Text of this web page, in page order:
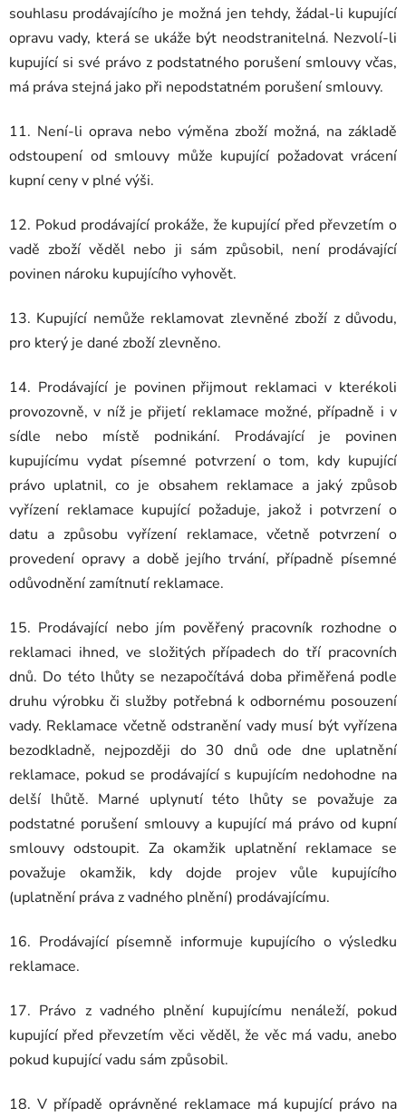
souhlasu prodávajícího je možná jen tehdy, žádal-li kupující
opravu vady, která se ukáže být neodstranitelná. Nezvolí-li
kupující si své právo z podstatného porušení smlouvy včas,
má práva stejná jako při nepodstatném porušení smlouvy.
11. Není-li oprava nebo výměna zboží možná, na základě
odstoupení od smlouvy může kupující požadovat vrácení
kupní ceny v plné výši.
12. Pokud prodávající prokáže, že kupující před převzetím o
vadě zboží věděl nebo ji sám způsobil, není prodávající
povinen nároku kupujícího vyhovět.
13. Kupující nemůže reklamovat zlevněné zboží z důvodu,
pro který je dané zboží zlevněno.
14. Prodávající je povinen přijmout reklamaci v kterékoli
provozovně, v níž je přijetí reklamace možné, případně i v
sídle nebo místě podnikání. Prodávající je povinen
kupujícímu vydat písemné potvrzení o tom, kdy kupující
právo uplatnil, co je obsahem reklamace a jaký způsob
vyřízení reklamace kupující požaduje, jakož i potvrzení o
datu a způsobu vyřízení reklamace, včetně potvrzení o
provedení opravy a době jejího trvání, případně písemné
odůvodnění zamítnutí reklamace.
15. Prodávající nebo jím pověřený pracovník rozhodne o
reklamaci ihned, ve složitých případech do tří pracovních
dnů. Do této lhůty se nezapočítává doba přiměřená podle
druhu výrobku či služby potřebná k odbornému posouzení
vady. Reklamace včetně odstranění vady musí být vyřízena
bezodkladně, nejpozději do 30 dnů ode dne uplatnění
reklamace, pokud se prodávající s kupujícím nedohodne na
delší lhůtě. Marné uplynutí této lhůty se považuje za
podstatné porušení smlouvy a kupující má právo od kupní
smlouvy odstoupit. Za okamžik uplatnění reklamace se
považuje okamžik, kdy dojde projev vůle kupujícího
(uplatnění práva z vadného plnění) prodávajícímu.
16. Prodávající písemně informuje kupujícího o výsledku
reklamace.
17. Právo z vadného plnění kupujícímu nenáleží, pokud
kupující před převzetím věci věděl, že věc má vadu, anebo
pokud kupující vadu sám způsobil.
18. V případě oprávněné reklamace má kupující právo na